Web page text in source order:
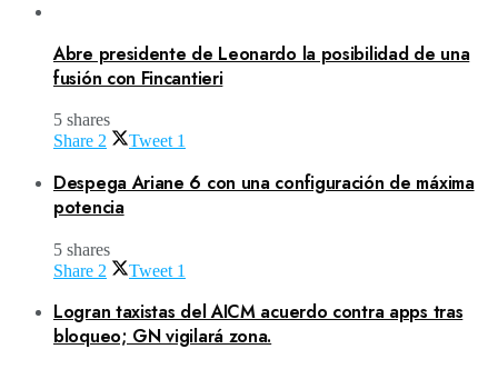
Abre presidente de Leonardo la posibilidad de una
fusión con Fincantieri
5 shares
Share 2 Tweet 1
Despega Ariane 6 con una configuración de máxima
potencia
5 shares
Share 2 Tweet 1
Logran taxistas del AICM acuerdo contra apps tras
bloqueo; GN vigilará zona.